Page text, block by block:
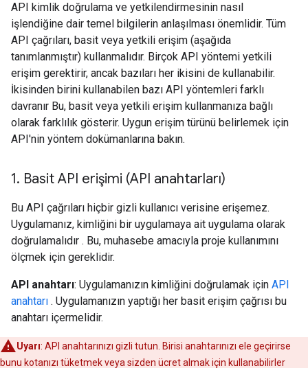
API kimlik doğrulama ve yetkilendirmesinin nasıl
işlendiğine dair temel bilgilerin anlaşılması önemlidir. Tüm
API çağrıları, basit veya yetkili erişim (aşağıda
tanımlanmıştır) kullanmalıdır. Birçok API yöntemi yetkili
erişim gerektirir, ancak bazıları her ikisini de kullanabilir.
İkisinden birini kullanabilen bazı API yöntemleri farklı
davranır Bu, basit veya yetkili erişim kullanmanıza bağlı
olarak farklılık gösterir. Uygun erişim türünü belirlemek için
API'nin yöntem dokümanlarına bakın.
1. Basit API erişimi (API anahtarları)
Bu API çağrıları hiçbir gizli kullanıcı verisine erişemez.
Uygulamanız, kimliğini bir uygulamaya ait uygulama olarak
doğrulamalıdır . Bu, muhasebe amacıyla proje kullanımını
ölçmek için gereklidir.
API anahtarı: Uygulamanızın kimliğini doğrulamak için API
anahtarı . Uygulamanızın yaptığı her basit erişim çağrısı bu
anahtarı içermelidir.
Uyarı: API anahtarınızı gizli tutun. Birisi anahtarınızı ele geçirirse
bunu kotanızı tüketmek veya sizden ücret almak için kullanabilirler